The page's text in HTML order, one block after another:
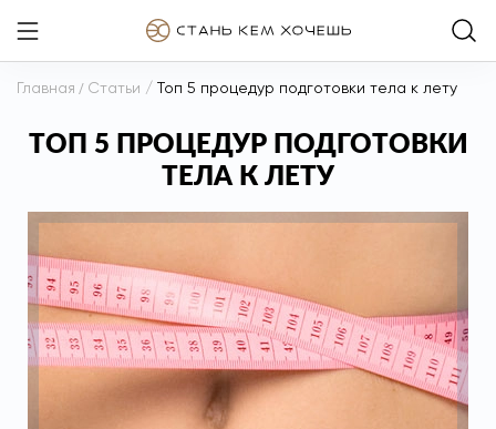
Главная / Статьи / Топ 5 процедур подготовки тела к лету
ТОП 5 ПРОЦЕДУР ПОДГОТОВКИ
ТЕЛА К ЛЕТУ